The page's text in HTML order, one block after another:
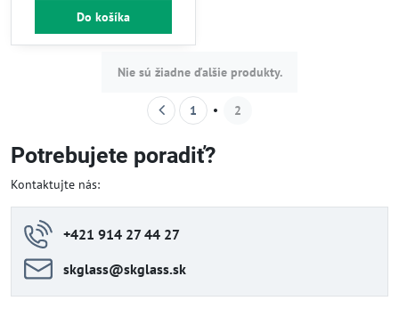
Do košíka
Nie sú žiadne ďalšie produkty.
1 2
Potrebujete poradiť?
Kontaktujte nás:
+421 914 27 44 27
skglass​@skglass​.sk